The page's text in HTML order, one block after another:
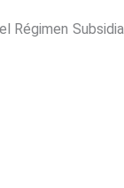
Régimen